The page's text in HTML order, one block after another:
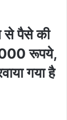
से पैसे की
रूपये,
गया है